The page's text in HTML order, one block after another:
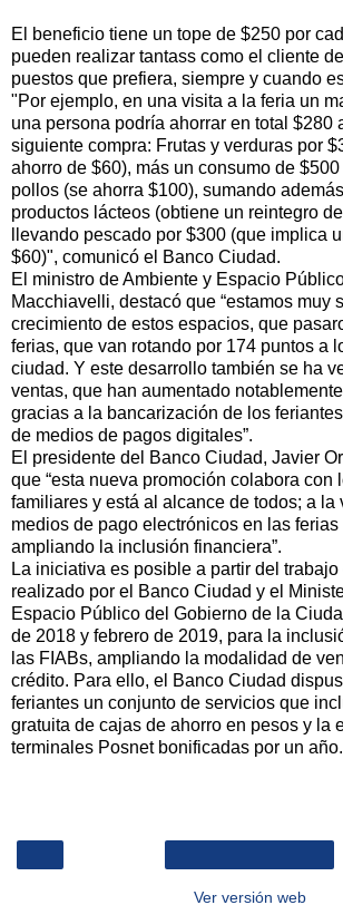
El beneficio tiene un tope de $250 por
pueden realizar tantass como el cliente
puestos que prefiera, siempre y cuando
"Por ejemplo, en una visita a la feria un
una persona podría ahorrar en total $280
siguiente compra: Frutas y verduras por
ahorro de $60), más un consumo de
pollos (se ahorra $100), sumando
productos lácteos (obtiene un reintegro
llevando pescado por $300 (que implica
$60)", comunicó el Banco Ciudad.
El ministro de Ambiente y Espacio
Macchiavelli, destacó que “estamos muy
crecimiento de estos espacios, que
ferias, que van rotando por 174 puntos a
ciudad. Y este desarrollo también se ha
ventas, que han aumentado
gracias a la bancarización de los
de medios de pagos digitales”.
El presidente del Banco Ciudad, Javier
que “esta nueva promoción colabora con
familiares y está al alcance de todos; a la
medios de pago electrónicos en las ferias
ampliando la inclusión financiera”.
La iniciativa es posible a partir del
realizado por el Banco Ciudad y el
Espacio Público del Gobierno de la
de 2018 y febrero de 2019, para la
las FIABs, ampliando la modalidad de
crédito. Para ello, el Banco Ciudad
feriantes un conjunto de servicios que
gratuita de cajas de ahorro en pesos y la
terminales Posnet bonificadas por un año.
Ver versión web